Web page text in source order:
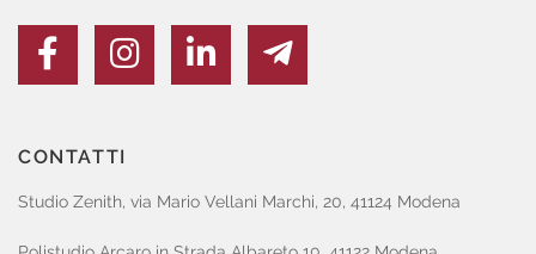
CONTATTI
Studio Zenith, via Mario Vellani Marchi, 20, 41124 Modena